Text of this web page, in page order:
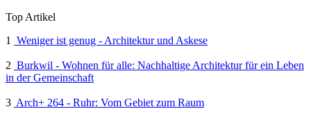
Top Artikel
1
Weniger ist genug - Architektur und Askese
2 Burkwil - Wohnen für alle: Nachhaltige Architektur für ein Leben
in der Gemeinschaft
3 Arch+ 264 - Ruhr: Vom Gebiet zum Raum